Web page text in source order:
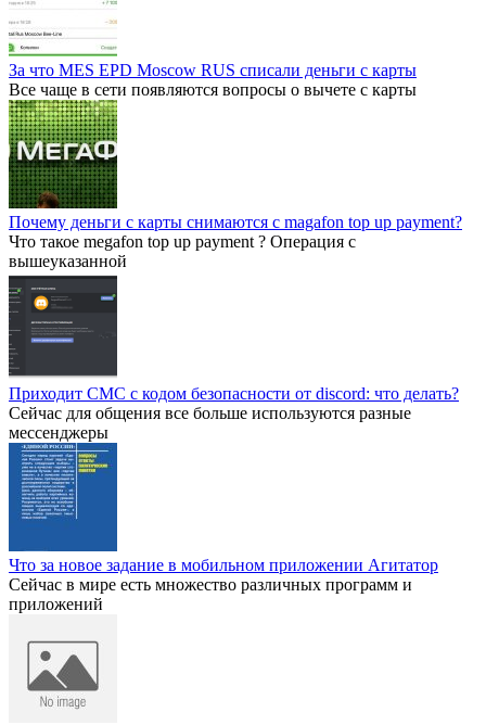
За что MES EPD Moscow RUS списали деньги с карты
Все чаще в сети появляются вопросы о вычете с карты
Почему деньги с карты снимаются с magafon top up payment?
Что такое megafon top up payment ? Операция с
вышеуказанной
Приходит СМС с кодом безопасности от discord: что делать?
Сейчас для общения все больше используются разные
мессенджеры
Что за новое задание в мобильном приложении Агитатор
Сейчас в мире есть множество различных программ и
приложений